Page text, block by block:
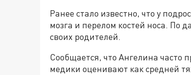
Ранее стало известно, что у
мозга и перелом костей носа. По
своих родителей.
Сообщается, что Ангелина часто
медики оценивают как средней